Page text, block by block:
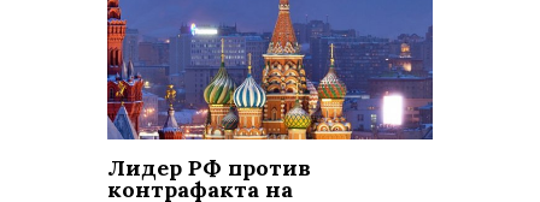
Лидер РФ против
контрафакта на